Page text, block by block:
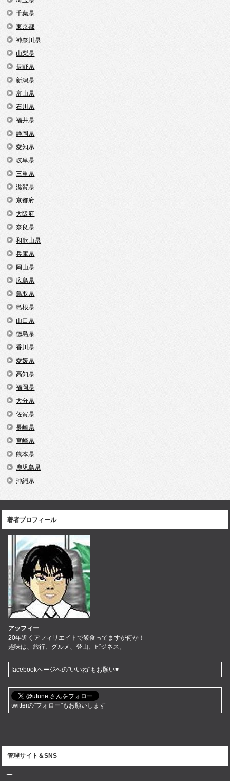
千葉県
東京都
神奈川県
山梨県
長野県
新潟県
富山県
石川県
福井県
静岡県
愛知県
岐阜県
三重県
滋賀県
京都府
大阪府
奈良県
和歌山県
兵庫県
岡山県
広島県
鳥取県
島根県
山口県
徳島県
香川県
愛媛県
高知県
福岡県
大分県
佐賀県
長崎県
宮崎県
熊本県
鹿児島県
沖縄県
著者プロフィール
アッフィー
20年近くアフィリエイトで飯食ってますが何か！
趣味は、旅行、グルメ、登山、ビジネス。
facebookページへの"いいね"もお願い♥
twitterの"フォロー"もお願いします
管理サイト＆SNS